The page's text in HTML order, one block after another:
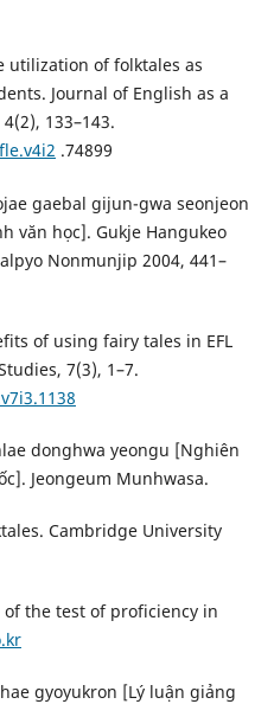
utilization of folktales as
Journal of English as a
133–143.
.74899
gaebal gijun-gwa seonjeon
văn học]. Gukje Hangukeo
Nonmunjip 2004, 441–
of using fairy tales in EFL
7(3), 1–7.
donghwa yeongu [Nghiên
Jeongeum Munhwasa.
Cambridge University
the test of proficiency in
gyoyukron [Lý luận giảng